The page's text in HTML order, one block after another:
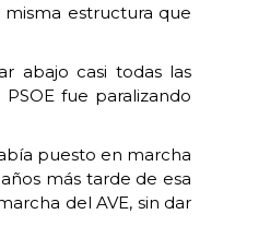
estructura que
abajo casi todas las
fue paralizando
puesto en marcha
más tarde de esa
del AVE, sin dar